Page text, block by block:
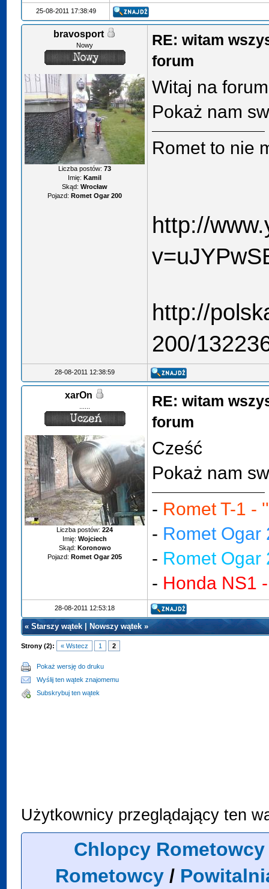
25-08-2011 17:38:49
bravosport
Nowy
Liczba postów:73
Imię: Kamil
Skąd: Wrocław
Pojazd: Romet Ogar 200
RE: witam
forum
Witaj na
Pokaż nam
Romet to nie
http://
http://
200/
28-08-2011 12:38:59
xarOn
Liczba postów:224
Imię: Wojciech
Skąd: Koronowo
Pojazd: Romet Ogar 205
RE: witam
forum
Cześć
Pokaż nam
- Romet T-1 -
- Romet Ogar
- Romet Ogar
- Honda NS1
28-08-2011 12:53:18
«Starszy wątek Nowszy wątek»
Strony (2): « Wstecz 1 2
Pokaż wersję do druku
Wyślij ten wątek znajomemu
Subskrybuj ten wątek
Użytkownicy przeglądający ten
Chlopcy
Rometowcy/